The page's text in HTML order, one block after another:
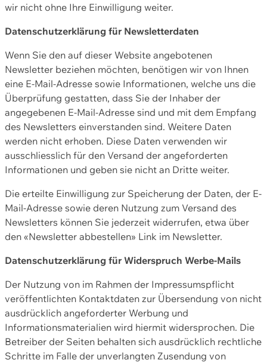
wir nicht ohne Ihre Einwilligung weiter.
Datenschutzerklärung für Newsletterdaten
Wenn Sie den auf dieser Website angebotenen
Newsletter beziehen möchten, benötigen wir von Ihnen
eine E-Mail-Adresse sowie Informationen, welche uns die
Überprüfung gestatten, dass Sie der Inhaber der
angegebenen E-Mail-Adresse sind und mit dem Empfang
des Newsletters einverstanden sind. Weitere Daten
werden nicht erhoben. Diese Daten verwenden wir
ausschliesslich für den Versand der angeforderten
Informationen und geben sie nicht an Dritte weiter.
Die erteilte Einwilligung zur Speicherung der Daten, der E-
Mail-Adresse sowie deren Nutzung zum Versand des
Newsletters können Sie jederzeit widerrufen, etwa über
den «Newsletter abbestellen» Link im Newsletter.
Datenschutzerklärung für Widerspruch Werbe-Mails
Der Nutzung von im Rahmen der Impressumspflicht
veröffentlichten Kontaktdaten zur Übersendung von nicht
ausdrücklich angeforderter Werbung und
Informationsmaterialien wird hiermit widersprochen. Die
Betreiber der Seiten behalten sich ausdrücklich rechtliche
Schritte im Falle der unverlangten Zusendung von